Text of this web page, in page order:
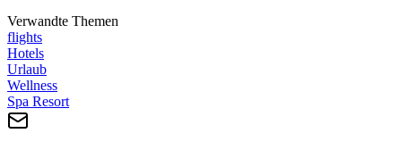
Verwandte Themen
flights
Hotels
Urlaub
Wellness
Spa Resort